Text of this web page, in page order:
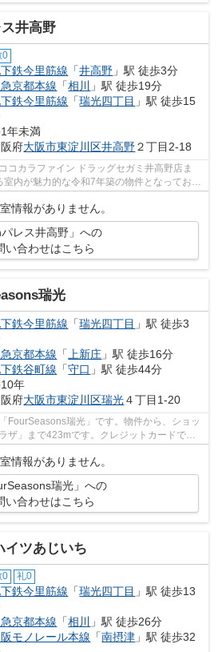
井高野
0
鉄今里筋線 「井高野 」駅 徒歩3分
京都本線 「相川
」駅 徒歩19分
鉄今里筋線 「瑞光四丁目 」駅 徒歩15
年未満
府大阪市東淀川区井高野２丁目2-18
コカラファイン ドラッグセガミ井高野店ま
内が魅力的な令和7年築の物件となってお
情報がありません。
パレス井高野」への
い合わせはこちら
瑞光
鉄今里筋線 「瑞光四丁目 」駅 徒歩3
京都本線 「 上新庄 」駅 徒歩16分
鉄谷町線 「守口 」駅 徒歩44分
年
府大阪市東淀川区瑞光４丁目1-20
FourSeasons瑞光」です。物件から、ショッ
ザ」まで423mです。クレジットカードで初
情報がありません。
瑞光」への
い合わせはこちら
イツあじいち
0 礼0
鉄今里筋線 「瑞光四丁目 」駅 徒歩13
京都本線 「相川 」駅 徒歩26分
モノレール本線 「南摂津 」駅 徒歩32